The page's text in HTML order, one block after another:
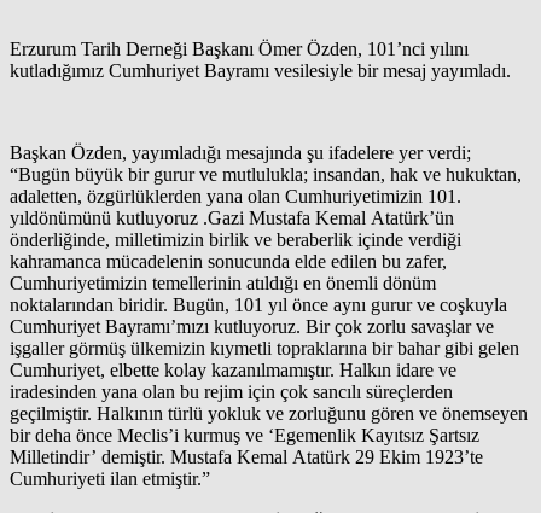
Erzurum Tarih Derneği Başkanı Ömer Özden, 101’nci yılını
kutladığımız Cumhuriyet Bayramı vesilesiyle bir mesaj yayımladı.
Başkan Özden, yayımladığı mesajında şu ifadelere yer verdi;
“Bugün büyük bir gurur ve mutlulukla; insandan, hak ve hukuktan,
adaletten, özgürlüklerden yana olan Cumhuriyetimizin 101.
yıldönümünü kutluyoruz .Gazi Mustafa Kemal Atatürk’ün
önderliğinde, milletimizin birlik ve beraberlik içinde verdiği
kahramanca mücadelenin sonucunda elde edilen bu zafer,
Cumhuriyetimizin temellerinin atıldığı en önemli dönüm
noktalarından biridir. Bugün, 101 yıl önce aynı gurur ve coşkuyla
Cumhuriyet Bayramı’mızı kutluyoruz. Bir çok zorlu savaşlar ve
işgaller görmüş ülkemizin kıymetli topraklarına bir bahar gibi gelen
Cumhuriyet, elbette kolay kazanılmamıştır. Halkın idare ve
iradesinden yana olan bu rejim için çok sancılı süreçlerden
geçilmiştir. Halkının türlü yokluk ve zorluğunu gören ve önemseyen
bir deha önce Meclis’i kurmuş ve ‘Egemenlik Kayıtsız Şartsız
Milletindir’ demiştir. Mustafa Kemal Atatürk 29 Ekim 1923’te
Cumhuriyeti ilan etmiştir.”